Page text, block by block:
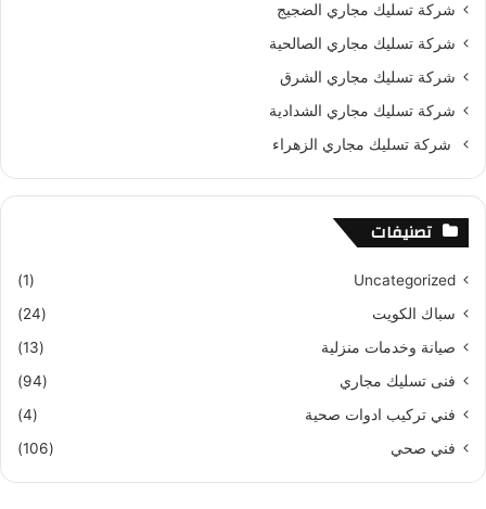
شركة تسليك مجاري الضجيج
شركة تسليك مجاري الصالحية
شركة تسليك مجاري الشرق
شركة تسليك مجاري الشدادية
شركة تسليك مجاري الزهراء
تصنيفات
Uncategorized
(1)
سباك الكويت
(24)
صيانة وخدمات منزلية
(13)
فنى تسليك مجاري
(94)
فني تركيب ادوات صحية
(4)
فني صحي
(106)